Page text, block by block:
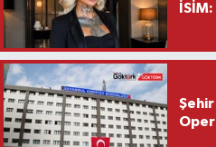
Şehir